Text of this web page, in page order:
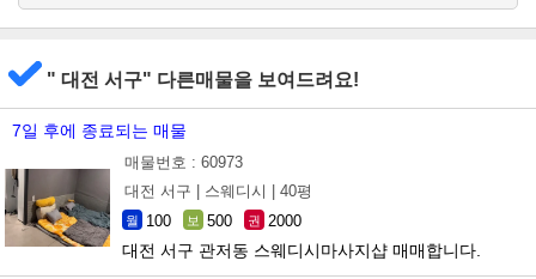
" 대전 서구" 다른매물을 보여드려요!
7일 후에 종료되는 매물
매물번호 : 60973
대전 서구 |
스웨디시 | 40평
월 100 보 500 권 2000
대전 서구 관저동 스웨디시마사지샵 매매합니다.